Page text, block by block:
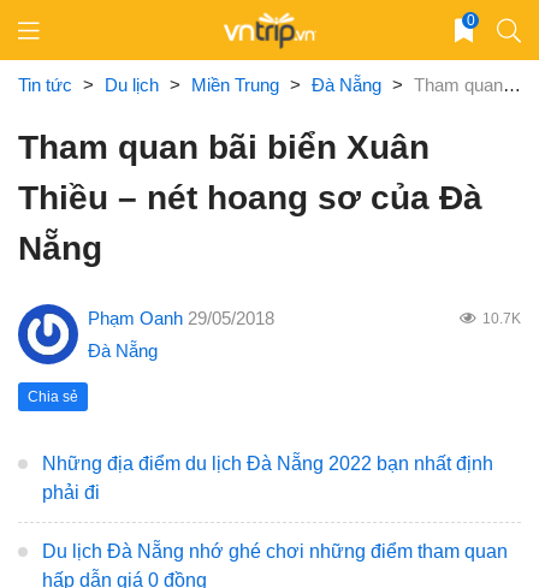
content
0
Tin tức > Du lịch > Miền Trung > Đà Nẵng > Tham quan bãi biển Xuân Thiều – nét hoang sơ của Đà Nẵng
Tham quan bãi biển Xuân
Thiều – nét hoang sơ của Đà
Nẵng
Phạm Oanh 29/05/2018 10.7K
Đà Nẵng
Chia sẻ
Những địa điểm du lịch Đà Nẵng 2022 bạn nhất định
phải đi
Du lịch Đà Nẵng nhớ ghé chơi những điểm tham quan
hấp dẫn giá 0 đồng